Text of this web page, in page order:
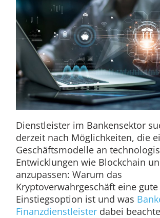
Dienstleister im Bankensektor
derzeit nach Möglichkeiten, die
Geschäftsmodelle an
Entwicklungen wie Blockchain
anzupassen: Warum das
Kryptoverwahrgeschäft eine gute
Einstiegsoption ist und was
Finanzdienstleisterdabei